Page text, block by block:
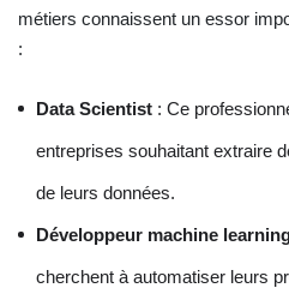
métiers connaissent un essor
:
Data Scientist : Ce
entreprises souhaitant extraire
de leurs données.
Développeur machine
cherchent à automatiser leurs